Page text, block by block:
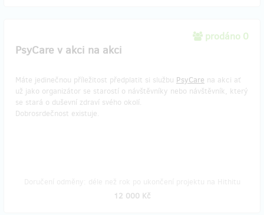
prodáno 0
PsyCare v akci na akci
Máte jedinečnou příležitost předplatit si službu PsyCare na akci ať
už jako organizátor se starostí o návštěvníky nebo návštěvník, který
se stará o duševní zdraví svého okolí.
Dobrosrdečnost existuje.
12 000 Kč